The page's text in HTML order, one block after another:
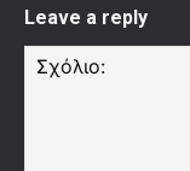
Leave a reply